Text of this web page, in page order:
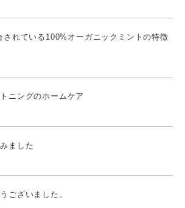
されている100%オーガニックミントの特徴
ニングのホームケア
ました
ございました。